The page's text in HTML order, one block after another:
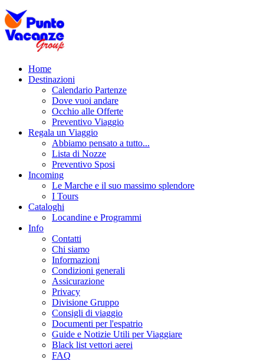
Home
Destinazioni
Calendario Partenze
Dove vuoi andare
Occhio alle Offerte
Preventivo Viaggio
Regala un Viaggio
Abbiamo pensato a tutto...
Lista di Nozze
Preventivo Sposi
Incoming
Le Marche e il suo massimo splendore
I Tours
Cataloghi
Locandine e Programmi
Info
Contatti
Chi siamo
Informazioni
Condizioni generali
Assicurazione
Privacy
Divisione Gruppo
Consigli di viaggio
Documenti per l'espatrio
Guide e Notizie Utili per Viaggiare
Black list vettori aerei
FAQ